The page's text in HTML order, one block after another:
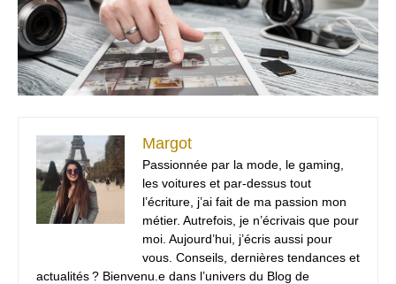
Margot
Passionnée par la mode, le gaming,
les voitures et par-dessus tout
l’écriture, j’ai fait de ma passion mon
métier. Autrefois, je n’écrivais que pour
moi. Aujourd’hui, j’écris aussi pour
vous. Conseils, dernières tendances et
actualités ? Bienvenu.e dans l’univers du Blog de